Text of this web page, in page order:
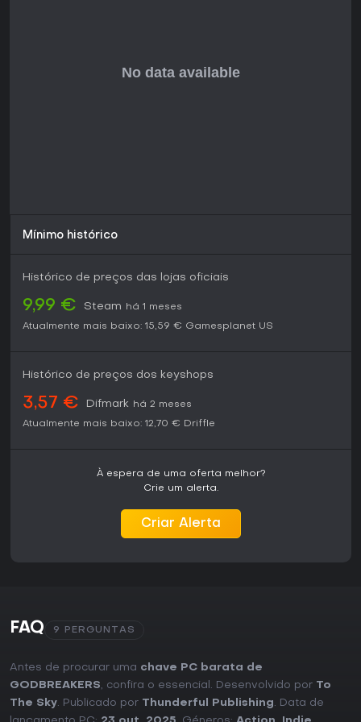
Mínimo histórico
Histórico de preços das lojas oficiais
9,99 € Steam
há 1 meses
Atualmente mais baixo: 15,59 € Gamesplanet US
Histórico de preços dos keyshops
3,57 € Difmark há 2 meses
Atualmente mais baixo: 12,70 € Driffle
À espera de uma oferta melhor?
Crie um alerta.
Criar Alerta
FAQ 9 PERGUNTAS
Antes de procurar uma chave PC barata de
GODBREAKERS, confira o essencial. Desenvolvido por To
The Sky. Publicado por Thunderful Publishing. Data de